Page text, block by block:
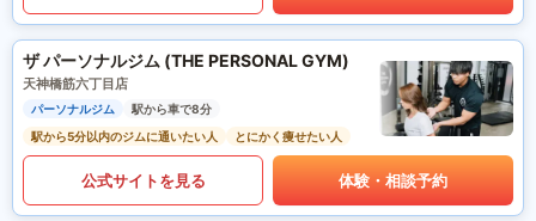
ザ パーソナルジム (THE PERSONAL GYM)
天神橋筋六丁目店
パーソナルジム
駅から車で8分
駅から5分以内のジムに通いたい人
とにかく痩せたい人
公式サイトを見る 体験・相談予約